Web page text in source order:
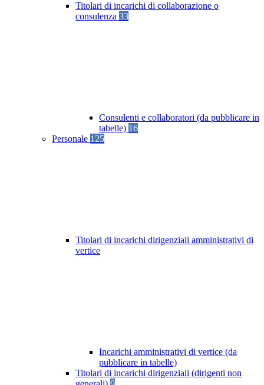
Titolari di incarichi di collaborazione o
consulenza 33
Consulenti e collaboratori (da pubblicare in
tabelle) 16
Personale 125
Titolari di incarichi dirigenziali amministrativi di
vertice
Incarichi amministrativi di vertice (da
pubblicare in tabelle)
Titolari di incarichi dirigenziali (dirigenti non